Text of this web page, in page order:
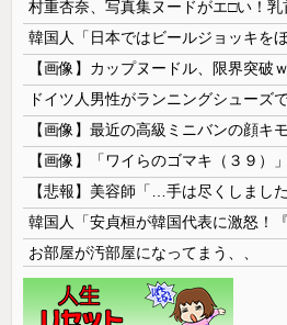
【画像】カップヌードル、限界突破
【画像】最近の高級ミニバンの顔キ
【画像】「ワイらのゴマキ（３９）」
【悲報】美容師「…手は尽くしま
お部屋が汚部屋になってまう、、